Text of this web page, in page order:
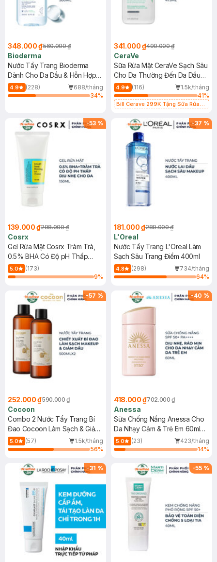
348.000 ₫560.000 ₫
Bioderma
Nước Tẩy Trang Bioderma
Dành Cho Da Dầu & Hỗn Hợp
500ml
4.9 (228)
688/tháng
34%
341.000 ₫490.000 ₫
CeraVe
Sữa Rửa Mặt CeraVe Sạch Sâu
Cho Da Thường Đến Da Dầu
473ml
4.9 (116)
1.5k/tháng
41%
Bill Cerave 299K Tặng Sữa Rửa
-53 %
139.000 ₫298.000 ₫
Cosrx
Gel Rửa Mặt Cosrx Tràm Trà,
0.5% BHA Có Độ pH Thấp
150ml
5.0
(173)
9%
-37 %
181.000 ₫289.000 ₫
L'Oreal
Nước Tẩy Trang L'Oreal Làm
Sạch Sâu Trang Điểm 400ml
4.8 (298)
734/tháng
64%
-57 %
252.000 ₫590.000 ₫
Cocoon
Combo 2 Nước Tẩy Trang Bí
Đao Cocoon Làm Sạch & Giảm
Dầu 500ml
5.0 (57)
1.5k/tháng
56%
-40 %
418.000 ₫702.000 ₫
Anessa
Sữa Chống Nắng Anessa Cho
Da Nhạy Cảm & Trẻ Em 60ml
(Mới)
5.0 (23)
423/tháng
14%
-31 % -55 %